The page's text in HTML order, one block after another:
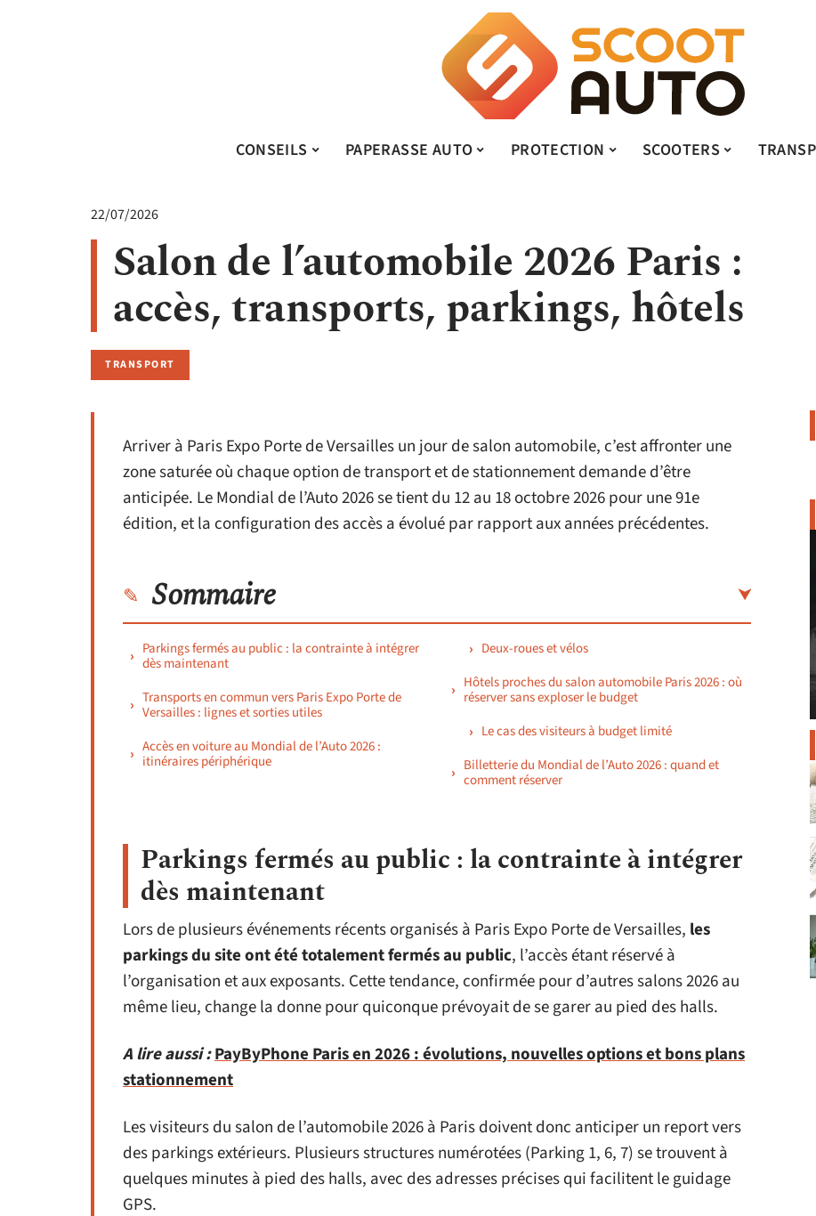
CONSEILS PAPERASSE AUTO PROTECTION SCOOTERS
22/07/2026
Salon de l’automobile 2026 Paris :
accès, transports, parkings, hôtels
TRANSPORT
Arriver à Paris Expo Porte de Versailles un jour de salon automobile, c’est affronter une
zone saturée où chaque option de transport et de stationnement demande d’être
anticipée. Le Mondial de l’Auto 2026 se tient du 12 au 18 octobre 2026 pour une 91e
édition, et la configuration des accès a évolué par rapport aux années précédentes.
Sommaire
Parkings fermés au public : la contrainte à intégrer
dès maintenant
Transports en commun vers Paris Expo Porte de
Versailles : lignes et sorties utiles
Accès en voiture au Mondial de l’Auto 2026 :
itinéraires périphérique
Deux-roues et vélos
Hôtels proches du salon automobile Paris 2026 : où
réserver sans exploser le budget
Le cas des visiteurs à budget limité
Billetterie du Mondial de l’Auto 2026 : quand et
comment réserver
Parkings fermés au public : la contrainte à intégrer
dès maintenant
Lors de plusieurs événements récents organisés à Paris Expo Porte de Versailles, les
parkings du site ont été totalement fermés au public, l’accès étant réservé à
l’organisation et aux exposants. Cette tendance, confirmée pour d’autres salons 2026 au
même lieu, change la donne pour quiconque prévoyait de se garer au pied des halls.
A lire aussi :PayByPhone Paris en 2026 : évolutions, nouvelles options et bons plans
stationnement
Les visiteurs du salon de l’automobile 2026 à Paris doivent donc anticiper un report vers
des parkings extérieurs. Plusieurs structures numérotées (Parking 1, 6, 7) se trouvent à
quelques minutes à pied des halls, avec des adresses précises qui facilitent le guidage
GPS.